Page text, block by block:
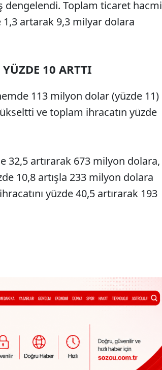
dengelendi. Toplam ticaret hacmi
1,3 artarak 9,3 milyar dolara
10 ARTTI
113 milyon dolar (yüzde 11)
ve toplam ihracatın yüzde
32,5 artırarak 673 milyon dolara,
10,8 artışla 233 milyon dolara
yüzde 40,5 artırarak 193